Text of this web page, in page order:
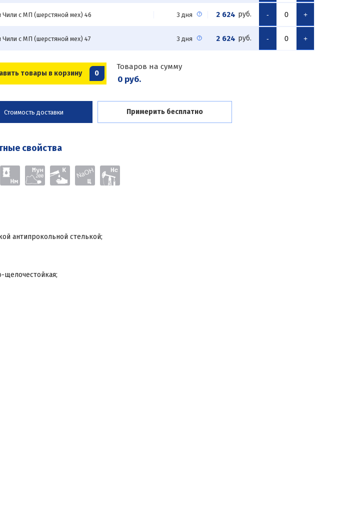
Чили с МП (шерстяной мех) 46 3 дня 2 624 руб. - +
Чили с МП (шерстяной мех) 47 3 дня 2 624 руб. - +
товары в корзину 0
Товаров на сумму
0 руб.
Стоимость доставки Примерить бесплатно
свойства
антипрокольной стелькой;
щелочестойкая;